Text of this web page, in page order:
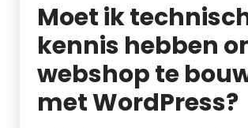
Moet ik
kennis hebben
webshop te
met WordPress?